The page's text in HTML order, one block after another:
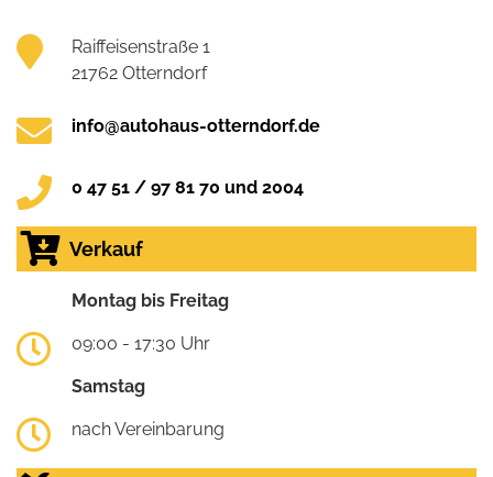
Raiffeisenstraße 1
21762 Otterndorf
info@autohaus-otterndorf.de
0 47 51 / 97 81 70 und 2004
Verkauf
Montag bis Freitag
09:00 - 17:30 Uhr
Samstag
nach Vereinbarung